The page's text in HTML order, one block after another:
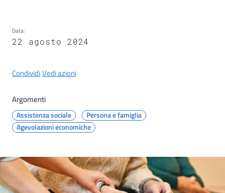
line
gli
argomenti
Data:
22 agosto 2024
CondividiVedi azioni
Argomenti
Assistenza sociale
Persona e famiglia
Agevolazioni economiche